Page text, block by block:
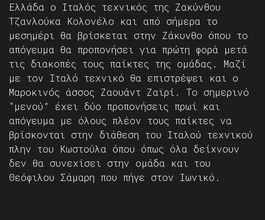
Ελλάδα ο Ιταλός τεχνικός της Ζακύνθου
Τζανλούκα Κολονέλο και από σήμερα το
μεσημέρι θα βρίσκεται στην Ζάκυνθο όπου το
απόγευμα θα προπονήσει για πρώτη φορά μετά
τις διακοπές τους παίκτες της ομάδας. Μαζί
με τον Ιταλό τεχνικό θα επιστρέψει και ο
Μαροκινός άσσος Ζαουάντ Ζαϊρί. Το σημερινό
“μενού” έχει δύο προπονήσεις πρωί και
απόγευμα με όλους πλέον τους παίκτες να
βρίσκονται στην διάθεση του Ιταλού τεχνικού
πλην του Κωστούλα όπου όπως όλα δείχνουν
δεν θα συνεχίσει στην ομάδα και του
Θεόφιλου Σάμαρη που πήγε στον Ιωνικό.